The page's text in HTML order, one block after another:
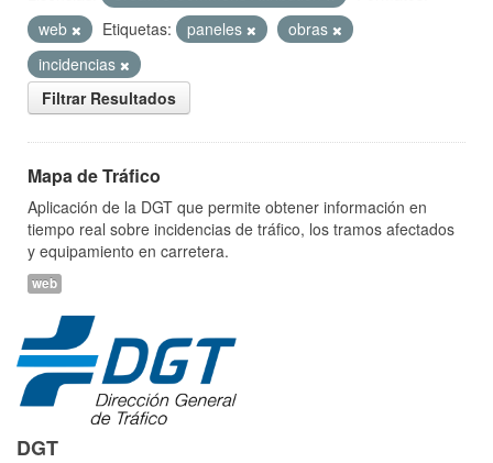
web
Etiquetas: paneles
obras
incidencias
Filtrar Resultados
Mapa de Tráfico
Aplicación de la DGT que permite obtener información en
tiempo real sobre incidencias de tráfico, los tramos afectados
y equipamiento en carretera.
web
DGT